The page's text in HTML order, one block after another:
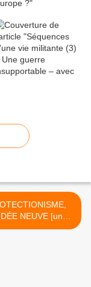
NEUVE [un
avec Maurice